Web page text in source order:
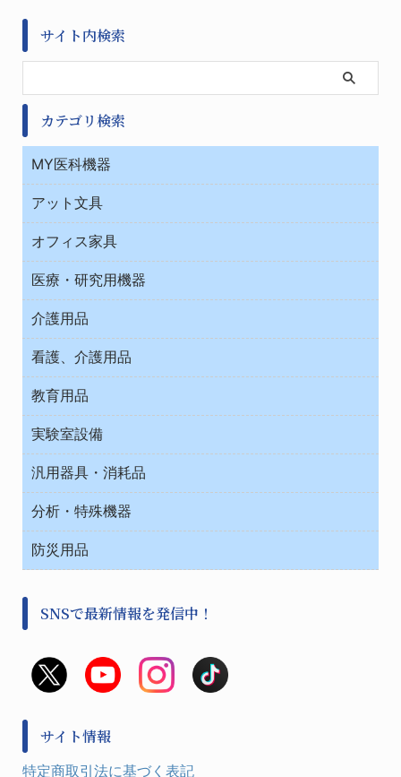
サイト内検索
カテゴリ検索
MY医科機器
診察・診断
与薬・調剤薬局
アット文具
ＯＡ・パソコン用品
オフィス家具
オフィス作業用品
医療・研究用機器
ウエアー
チューブコネクタ素材
テープ・ラベル・紙製
デシケーター類
ベット周辺
ベンチ無菌ドラフト
院内感染防止、空気清浄器類
運搬
温度・湿度管理機器
加圧・減圧・油ポンプ
撹拌機 ２
救急
金属、ホーロー容器・バット類
金属・樹脂実験必需１
健康機器・用品
検査・計測
介護用品
介護・リハビリ
看護、介護用品
院内感染防止、空気清浄器類
救急
健康機器・用品
事務・受付
処置・手術
中材・滅菌・洗浄
教育用品
ノート・紙製品
実験室設備
コンテナー保温容器
工具類
事務用品・ＯＡデスク
清掃用品
汎用器具・消耗品
テープ・ラベル・紙製
金属・樹脂実験必需２
樹脂容器各種
分析・特殊機器
検査用品
分離・分析ロシ
防災用品
初期活動・対策本部
非常用食料品
風水害対策用品
防犯用品・その他
SNSで最新情報を発信中！
サイト情報
特定商取引法に基づく表記